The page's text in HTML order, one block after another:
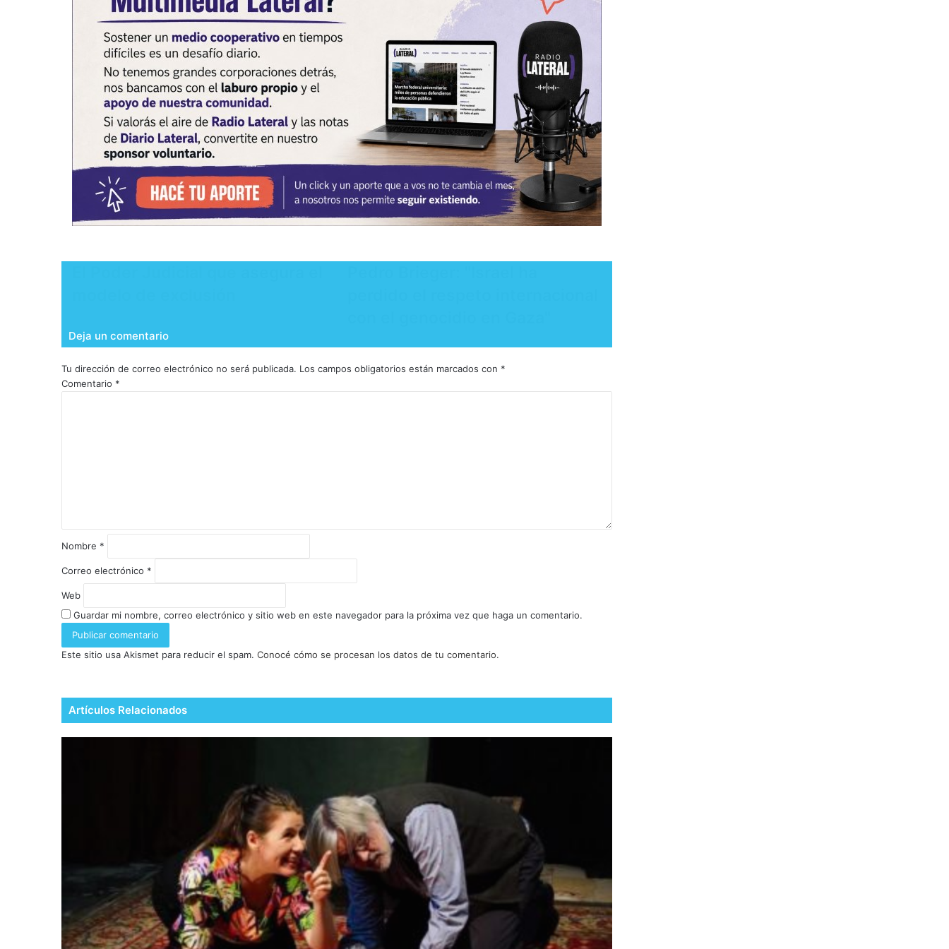
Deja un comentario
Tu dirección de correo electrónico no será publicada. Los campos obligatorios están marcados con *
Comentario *
Nombre *
Correo electrónico *
Web
Guardar mi nombre, correo electrónico y sitio web en este navegador para la próxima vez que haga un comentario.
Este sitio usa Akismet para reducir el spam. Conocé cómo se procesan los datos de tu comentario.
Artículos Relacionados